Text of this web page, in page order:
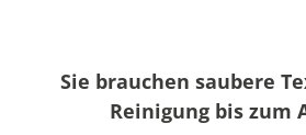
Sie brauchen saubere
Reinigung bis zum